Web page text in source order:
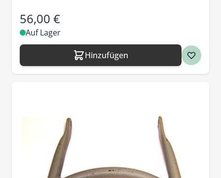
56,00 €
Auf Lager
Hinzufügen